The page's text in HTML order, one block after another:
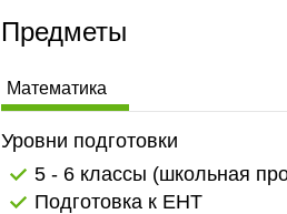
Предметы
Математика
Уровни подготовки
5 - 6 классы (школьная
Подготовка к ЕНТ